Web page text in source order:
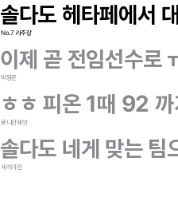
솔다도 헤타페에서
No.7 라주장
이제 곧 전임선수로
박형준
ㅎㅎ 피온 1때 92
로니만쉐잇
솔다도 네게 맞는 팀
새끼기린